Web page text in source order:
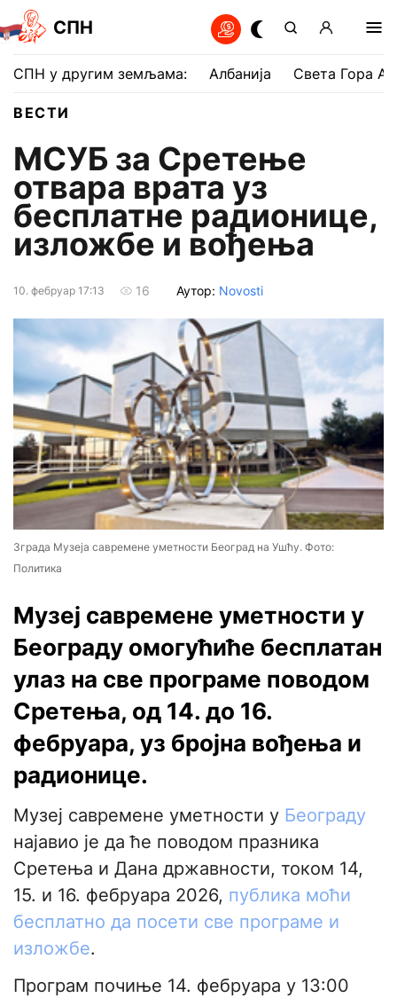
СПН
СПН у другим земљама: Албанија Света Гора
ВЕСТИ
МСУБ за Сретење
отвара врата уз
бесплатне радионице,
изложбе и вођења
10. фебруар 17:13 16 Аутор: Novosti
Зграда Музеја савремене уметности Београд на Ушћу. Фото:
Политика
Музеј савремене уметности у
Београду омогућиће бесплатан
улаз на све програме поводом
Сретења, од 14. до 16.
фебруара, уз бројна вођења и
радионице.
Музеј савремене уметности у Београду
најавио је да ће поводом празника
Сретења и Дана државности, током 14,
15. и 16. фебруара 2026, публика моћи
бесплатно да посети све програме и
изложбе.
Програм почиње 14. фебруара у 13:00